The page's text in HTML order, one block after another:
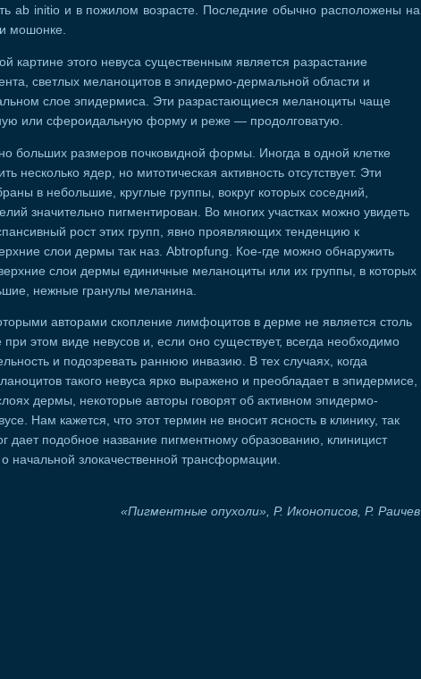
ab initio и в пожилом возрасте. Последние обычно расположены на
мошонке.
картине этого невуса существенным является разрастание
светлых меланоцитов в эпидермо-дермальной области и
слое эпидермиса. Эти разрастающиеся меланоциты чаще
или сфероидальную форму и реже — продолговатую.
больших размеров почковидной формы. Иногда в одной клетке
несколько ядер, но митотическая активность отсутствует. Эти
в небольшие, круглые группы, вокруг которых соседний,
значительно пигментирован. Во многих участках можно увидеть
рост этих групп, явно проявляющих тенденцию к
слои дермы так наз. Abtropfung. Кое-где можно обнаружить
слои дермы единичные меланоциты или их группы, в которых
нежные гранулы меланина.
авторами скопление лимфоцитов в дерме не является столь
этом виде невусов и, если оно существует, всегда необходимо
и подозревать раннюю инвазию. В тех случаях, когда
такого невуса ярко выражено и преобладает в эпидермисе,
дермы, некоторые авторы говорят об активном эпидермо-
Нам кажется, что этот термин не вносит ясность в клинику, так
дает подобное название пигментному образованию, клиницист
начальной злокачественной трансформации.
«Пигментные опухоли», Р. Иконописов, Р. Раичев